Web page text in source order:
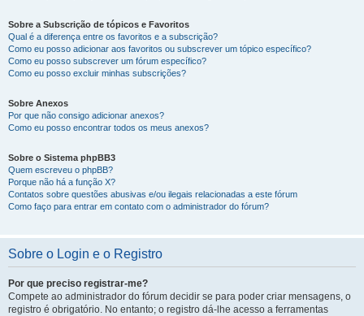
Sobre a Subscrição de tópicos e Favoritos
Qual é a diferença entre os favoritos e a subscrição?
Como eu posso adicionar aos favoritos ou subscrever um tópico específico?
Como eu posso subscrever um fórum específico?
Como eu posso excluir minhas subscrições?
Sobre Anexos
Por que não consigo adicionar anexos?
Como eu posso encontrar todos os meus anexos?
Sobre o Sistema phpBB3
Quem escreveu o phpBB?
Porque não há a função X?
Contatos sobre questões abusivas e/ou ilegais relacionadas a este fórum
Como faço para entrar em contato com o administrador do fórum?
Sobre o Login e o Registro
Por que preciso registrar-me?
Compete ao administrador do fórum decidir se para poder criar mensagens, o
registro é obrigatório. No entanto; o registro dá-lhe acesso a ferramentas